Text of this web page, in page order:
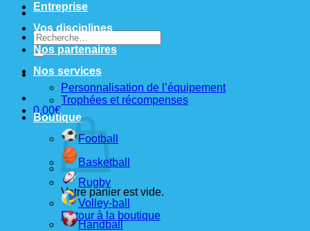
Recherche
pour :
0,00€
Votre panier est vide.
Retour à la boutique
Entreprise
Vos disciplines
Nos partenaires
Nos services
Personnalisation de l’équipement
Trophées et récompenses
Boutique
Football
Basketball
Rugby
Volley-ball
Handball